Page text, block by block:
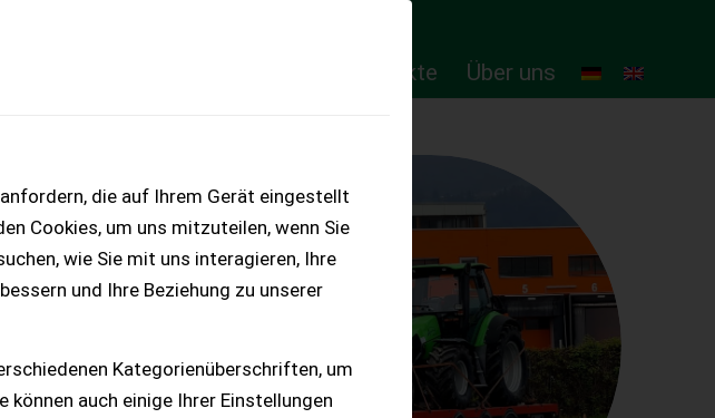
die auf Ihrem Gerät eingestellt
Cookies, um uns mitzuteilen, wenn Sie
wie Sie mit uns interagieren, Ihre
und Ihre Beziehung zu unserer
Kategorienüberschriften, um
können auch einige Ihrer Einstellungen
Online-Produkte Über uns